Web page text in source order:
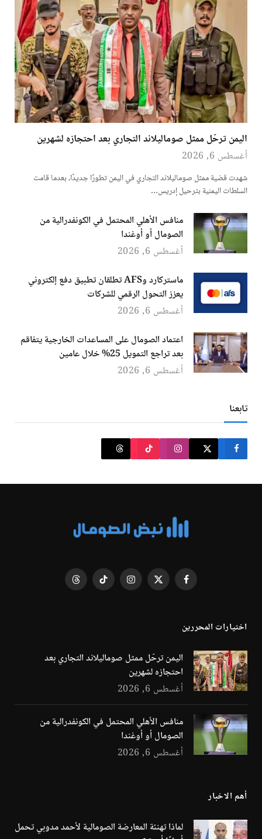
اليمن ترحّل ممثل صوماليلاند التجاري بعد احتجازه لشهرين
أغسطس 6, 2026
شهدت قضية ممثل صوماليلاند التجاري في اليمن تطورًا جديدًا، بعدما قامت
السلطات اليمنية بترحيل إدريس…
منافس الأهلي المحتمل في الكونفدرالية من
الصومال أو أوغندا
أغسطس 6, 2026
ماستركارد وAFS تطلقان تطبيق دفع إلكتروني
يعزز التحول الرقمي للشركات
أغسطس 6, 2026
اعتماد الصومال على المساعدات الخارجية يتفاقم
بعد تراجع التمويل 25% خلال عامين
أغسطس 6, 2026
تابعنا
فيسبوك X
الانستغرامتيكتوك Threads
اختيارات المحررين
اليمن ترحّل ممثل صوماليلاند التجاري بعد
احتجازه لشهرين
أغسطس 6, 2026
منافس الأهلي المحتمل في الكونفدرالية من
الصومال أو أوغندا
أغسطس 6, 2026
أهم الاخبار
لماذا تهنئة المعارضة الصومالية لأحمد مدوبي تحمل